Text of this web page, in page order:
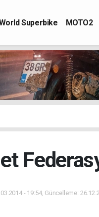
Superbike MOTO2
- 19:54, Güncelleme: